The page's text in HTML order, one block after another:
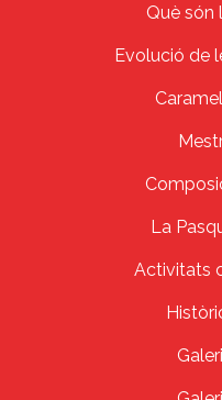
Què són
Evolució de
La
Activitats